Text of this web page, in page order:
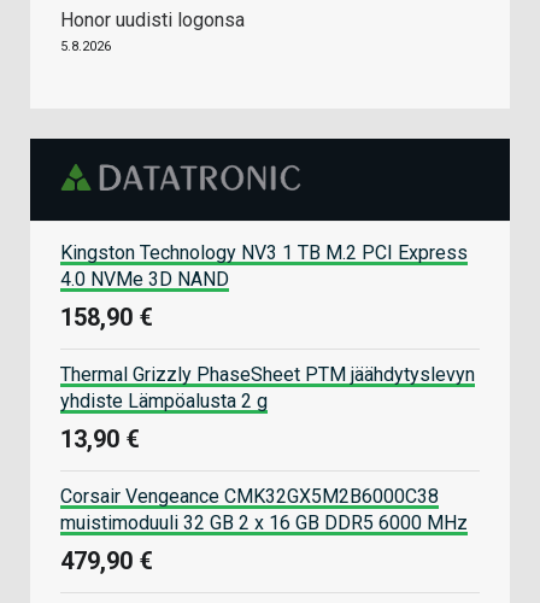
Honor uudisti logonsa
5.8.2026
Kingston Technology NV3 1 TB M.2 PCI Express
4.0 NVMe 3D NAND
158,90 €
Thermal Grizzly PhaseSheet PTM jäähdytyslevyn
yhdiste Lämpöalusta 2 g
13,90 €
Corsair Vengeance CMK32GX5M2B6000C38
muistimoduuli 32 GB 2 x 16 GB DDR5 6000 MHz
479,90 €